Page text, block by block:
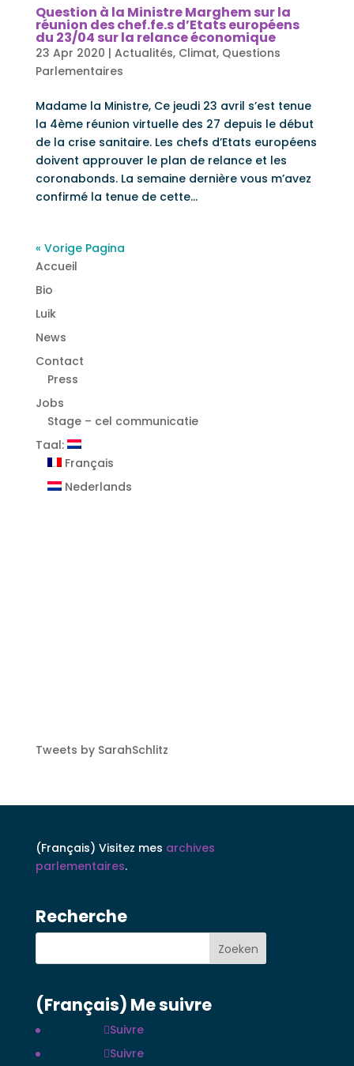
Question à la Ministre Marghem sur la
réunion des chef.fe.s d’Etats européens
du 23/04 sur la relance économique
23 Apr 2020 | Actualités, Climat, Questions
Parlementaires
Madame la Ministre, Ce jeudi 23 avril s’est tenue
la 4ème réunion virtuelle des 27 depuis le début
de la crise sanitaire. Les chefs d’Etats européens
doivent approuver le plan de relance et les
coronabonds. La semaine dernière vous m’avez
confirmé la tenue de cette...
« Vorige Pagina
Accueil
Bio
Luik
News
Contact
Press
Jobs
Stage – cel communicatie
Taal:
Français
Nederlands
Tweets by SarahSchlitz
(Français) Visitez mes archives
parlementaires.
Recherche
(Français) Me suivre
Suivre
Suivre